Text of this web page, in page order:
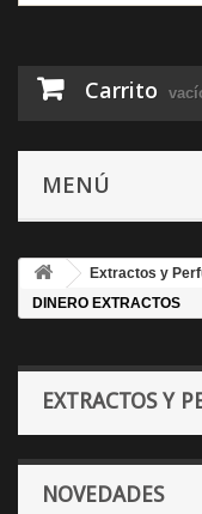
Carrito
MENÚ
Extractos y
DINERO EXTRACTOS
EXTRACTOS Y
NOVEDADES